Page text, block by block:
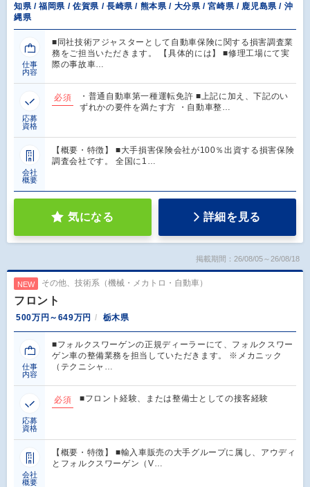
知県 / 福岡県 / 佐賀県 / 長崎県 / 熊本県 / 大分県 / 宮崎県 / 鹿児島県 / 沖
縄県
仕事
内容
■同社技術アジャスターとして自動車保険に関する損害調査業
務をご担当いただきます。 【具体的には】 ■修理工場にて実
際の事故車…
応募
資格
必須
・普通自動車第一種運転免許 ■上記に加え、下記のい
ずれかの要件を満たす方 ・自動車整…
会社
概要
【概要・特徴】 ■大手損害保険会社が100％出資する損害保険
調査会社です。 全国に1…
気になる 詳細を見る
掲載期間：26/08/05～26/08/18
NEW その他、技術系（機械・メカトロ・自動車）
フロント
500万円～649万円 栃木県
仕事
内容
■フォルクスワーゲンの正規ディーラーにて、フォルクスワー
ゲン車の整備業務を担当していただきます。 ※メカニック
（テクニシャ…
応募
資格
必須 ■フロント経験、または整備士としての接客経験
会社
概要
【概要・特徴】 ■輸入車販売の大手グループに属し、アウディ
とフォルクスワーゲン（V…